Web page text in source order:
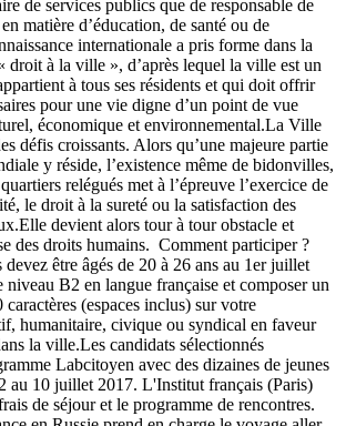
de services publics que de responsable de
matière d’éducation, de santé ou de
internationale a pris forme dans la
droit à la ville », d’après lequel la ville est un
à tous ses résidents et qui doit offrir
pour une vie digne d’un point de vue
économique et environnemental.La Ville
défis croissants. Alors qu’une majeure partie
y réside, l’existence même de bidonvilles,
relégués met à l’épreuve l’exercice de
le droit à la sureté ou la satisfaction des
devient alors tour à tour obstacle et
des droits humains. Comment participer ?
être âgés de 20 à 26 ans au 1er juillet
niveau B2 en langue française et composer un
(espaces inclus) sur votre
humanitaire, civique ou syndical en faveur
la ville.Les candidats sélectionnés
Labcitoyen avec des dizaines de jeunes
au 10 juillet 2017. L'Institut français (Paris)
de séjour et le programme de rencontres.